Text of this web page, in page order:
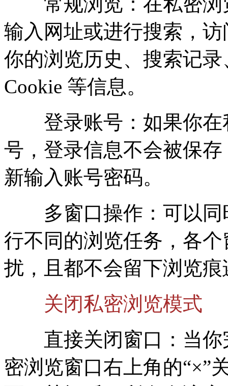
输入网址或进行搜索，
你的浏览历史、搜索记
Cookie 等信息。
登录账号：如果你在
号，登录信息不会被保
新输入账号密码。
多窗口操作：可以同
行不同的浏览任务，各
扰，且都不会留下浏览痕
关闭私密浏览模式
直接关闭窗口：当你
密浏览窗口右上角的“×”